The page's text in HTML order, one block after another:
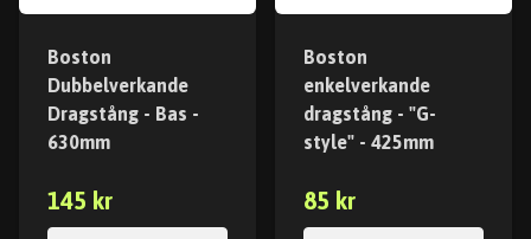
Boston
Dubbelverkande
Dragstång - Bas -
630mm
145 kr
Boston
enkelverkande
dragstång - "G-
style" - 425mm
85 kr